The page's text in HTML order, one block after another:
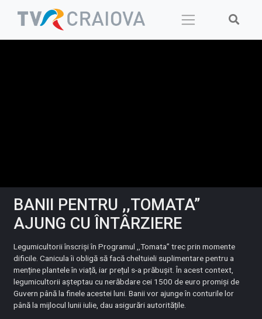
BANII PENTRU ,,TOMATA”
AJUNG CU ÎNTÂRZIERE
Legumicultorii înscriși în Programul ,,Tomata” trec prin momente
dificile. Canicula îi obligă să facă cheltuieli suplimentare pentru a
menține plantele în viață, iar prețul s-a prăbușit. În acest context,
legumicultorii așteptau cu nerăbdare cei 1500 de euro promiși de
Guvern până la finele acestei luni. Banii vor ajunge în conturile lor
până la mijlocul lunii iulie, dau asigurări autoritățile.